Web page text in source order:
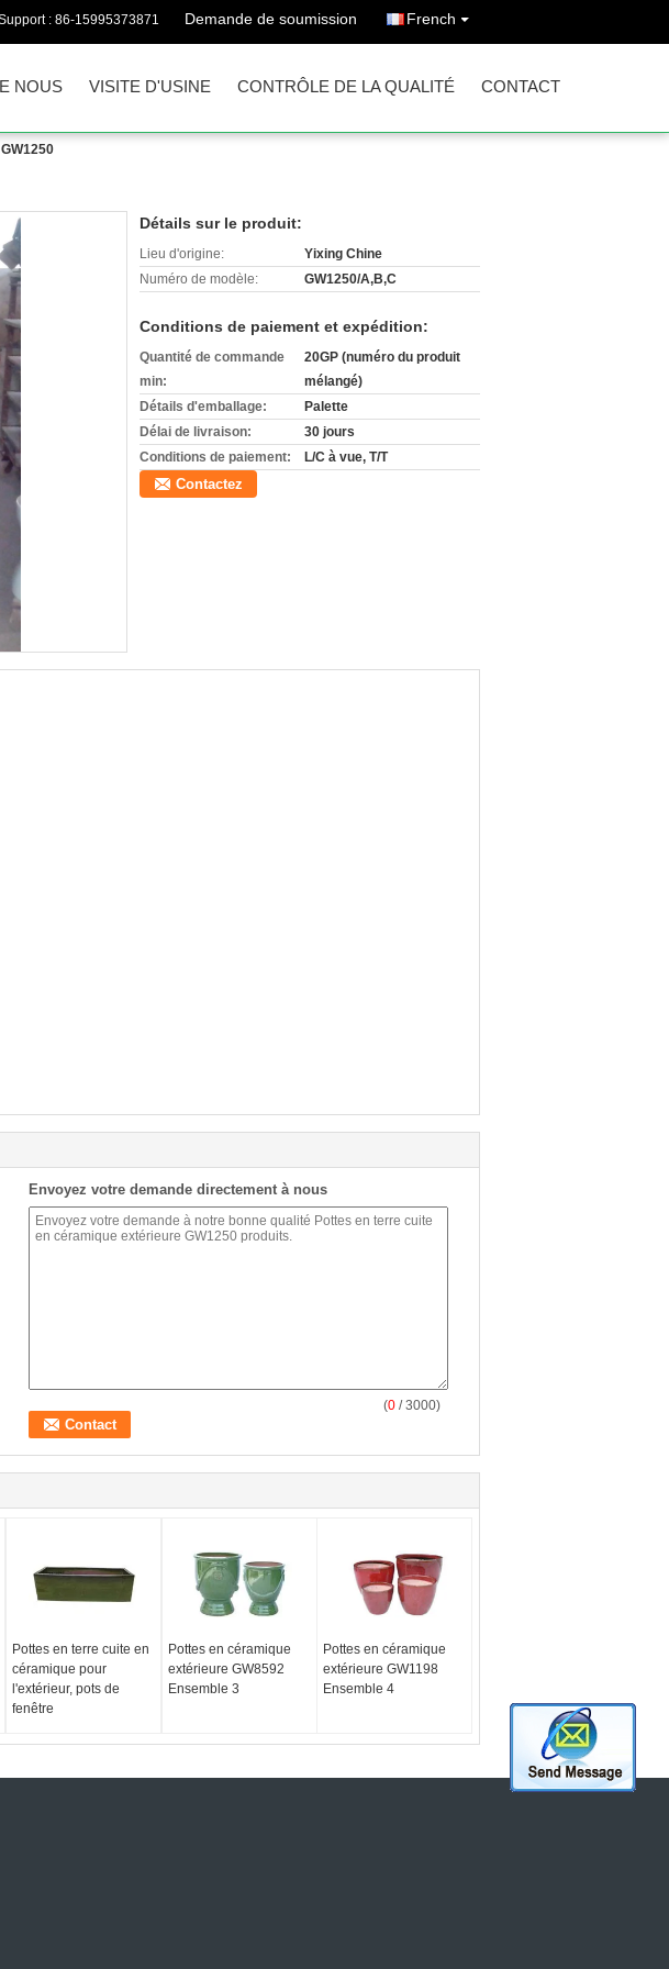
: 86-15995373871 Demande de soumission French
NOUS VISITE D'USINE CONTRÔLE DE LA QUALITÉ CONTACT
Détails sur le produit:
Lieu d'origine:
Yixing Chine
Numéro de modèle:
GW1250/A,B,C
Conditions de paiement et expédition:
Quantité de commande
min:
20GP (numéro du produit
mélangé)
Détails d'emballage:
Palette
Délai de livraison:
30 jours
Conditions de paiement:
L/C à vue, T/T
Contactez
Envoyez votre demande directement à nous
(0 / 3000)
Pottes en terre cuite en
céramique pour
l'extérieur, pots de
fenêtre
Pottes en céramique
extérieure GW8592
Ensemble 3
Pottes en céramique
extérieure GW1198
Ensemble 4